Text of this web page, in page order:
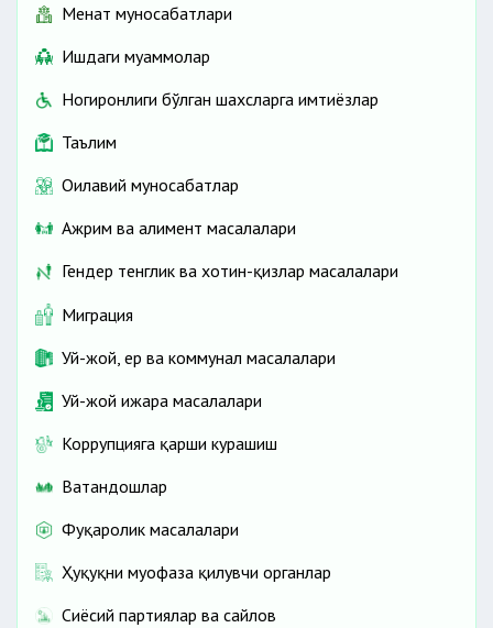
Меҳнат муносабатлари
Ишдаги муаммолар
Ногиронлиги бўлган шахсларга имтиёзлар
Таълим
Оилавий муносабатлар
Ажрим ва алимент масалалари
Гендер тенглик ва хотин-қизлар масалалари
Миграция
Уй-жой, ер ва коммунал масалалари
Уй-жой ижара масалалари
Коррупцияга қарши курашиш
Ватандошлар
Фуқаролик масалалари
Ҳуқуқни муҳофаза қилувчи органлар
Сиёсий партиялар ва сайлов